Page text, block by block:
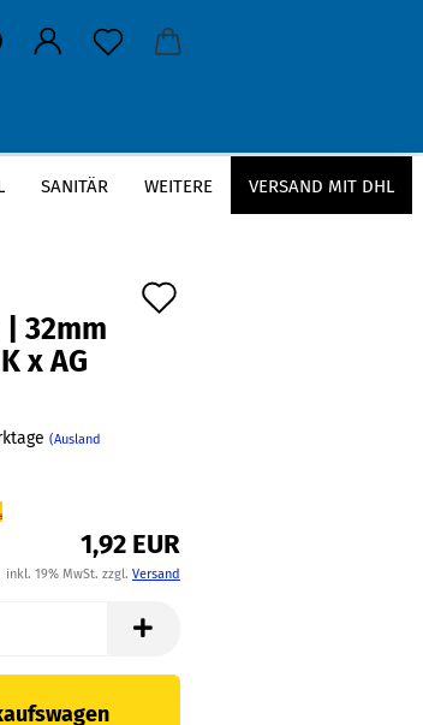
SANITÄR VERSAND MIT DHL
WEITERE
| 32mm
x AG
(Ausland
1,92 EUR
inkl. 19% MwSt. zzgl. Versand